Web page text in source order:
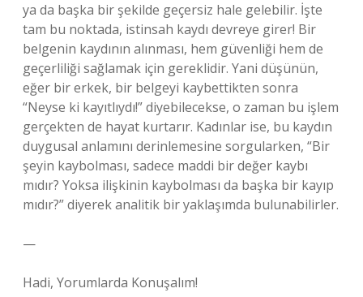
ya da başka bir şekilde geçersiz hale gelebilir. İşte
tam bu noktada, istinsah kaydı devreye girer! Bir
belgenin kaydının alınması, hem güvenliği hem de
geçerliliği sağlamak için gereklidir. Yani düşünün,
eğer bir erkek, bir belgeyi kaybettikten sonra
“Neyse ki kayıtlıydı!” diyebilecekse, o zaman bu işlem
gerçekten de hayat kurtarır. Kadınlar ise, bu kaydın
duygusal anlamını derinlemesine sorgularken, “Bir
şeyin kaybolması, sadece maddi bir değer kaybı
mıdır? Yoksa ilişkinin kaybolması da başka bir kayıp
mıdır?” diyerek analitik bir yaklaşımda bulunabilirler.
—
Hadi, Yorumlarda Konuşalım!